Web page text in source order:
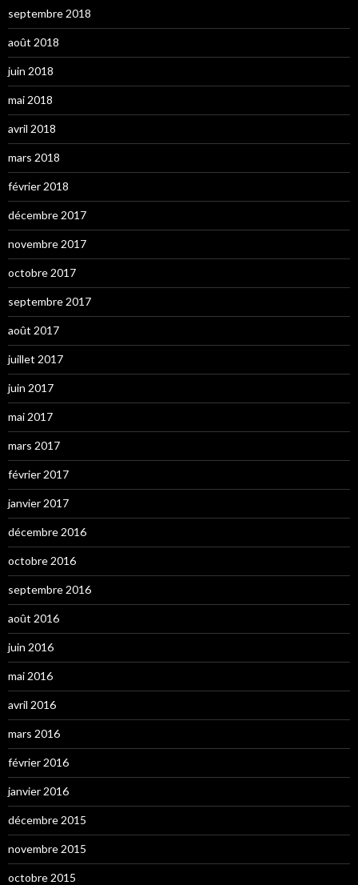
septembre 2018
août 2018
juin 2018
mai 2018
avril 2018
mars 2018
février 2018
décembre 2017
novembre 2017
octobre 2017
septembre 2017
août 2017
juillet 2017
juin 2017
mai 2017
mars 2017
février 2017
janvier 2017
décembre 2016
octobre 2016
septembre 2016
août 2016
juin 2016
mai 2016
avril 2016
mars 2016
février 2016
janvier 2016
décembre 2015
novembre 2015
octobre 2015